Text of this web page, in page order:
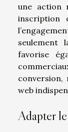
une action
inscription
seulement
favorise
conversion,
web
Adapter